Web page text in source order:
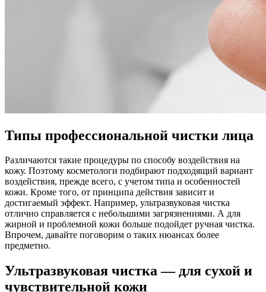
Типы профессиональной чистки лица
Различаются такие процедуры по способу воздействия на
кожу. Поэтому косметологи подбирают подходящий вариант
воздействия, прежде всего, с учетом типа и особенностей
кожи. Кроме того, от принципа действия зависит и
достигаемый эффект. Например, ультразвуковая чистка
отлично справляется с небольшими загрязнениями. А для
жирной и проблемной кожи больше подойдет ручная чистка.
Впрочем, давайте поговорим о таких нюансах более
предметно.
Ультразвуковая чистка — для сухой и
чувствительной кожи